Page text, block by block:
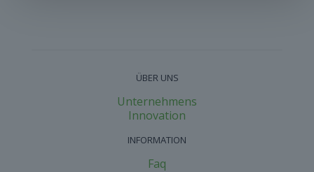
ÜBER UNS
Unternehmens
Innovation​
INFORMATION
Faq